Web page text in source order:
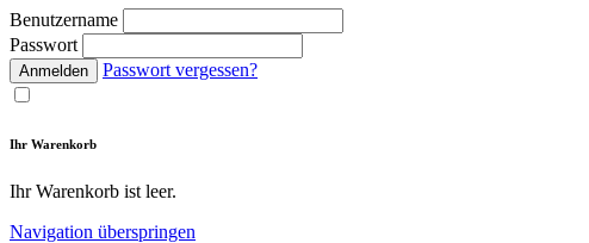
Benutzername
Passwort
Anmelden Passwort vergessen?
Ihr Warenkorb
Ihr Warenkorb ist leer.
Navigation überspringen